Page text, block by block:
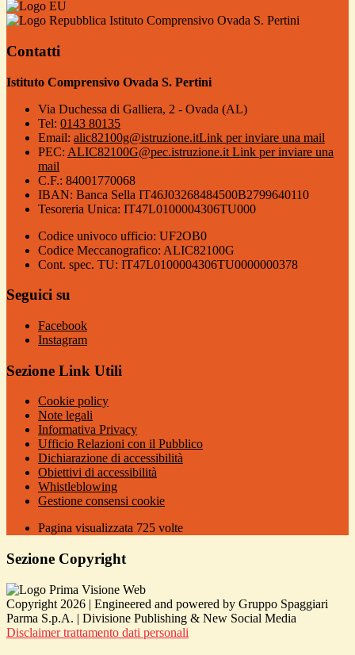
Istituto Comprensivo Ovada S. Pertini
Contatti
Istituto Comprensivo Ovada S. Pertini
Via Duchessa di Galliera, 2 - Ovada (AL)
Tel: 0143 80135
Email: alic82100g@istruzione.itLink per inviare una mail
PEC: ALIC82100G@pec.istruzione.it Link per inviare una
mail
C.F.: 84001770068
IBAN: Banca Sella IT46J03268484500B2799640110
Tesoreria Unica: IT47L0100004306TU000
Codice univoco ufficio: UF2OB0
Codice Meccanografico: ALIC82100G
Cont. spec. TU: IT47L0100004306TU0000000378
Seguici su
Facebook
Instagram
Sezione Link Utili
Cookie policy
Note legali
Informativa Privacy
Ufficio Relazioni con il Pubblico
Dichiarazione di accessibilità
Obiettivi di accessibilità
Whistleblowing
Gestione consensi cookie
Pagina visualizzata 725 volte
Sezione Copyright
Copyright 2026 | Engineered and powered by Gruppo Spaggiari
Parma S.p.A. | Divisione Publishing & New Social Media
Disclaimer trattamento dati personali